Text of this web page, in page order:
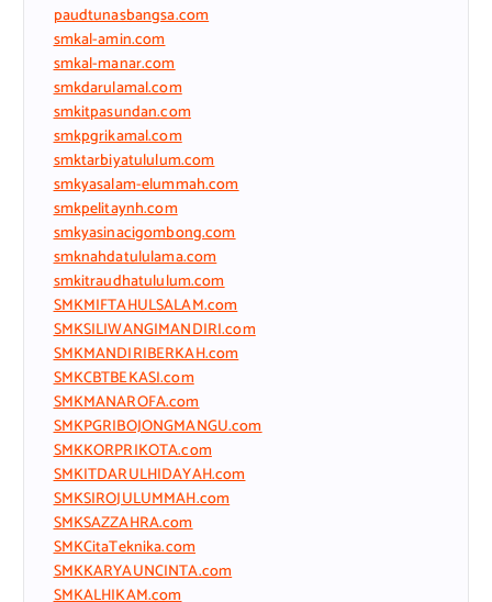
paudtunasbangsa.com
smkal-amin.com
smkal-manar.com
smkdarulamal.com
smkitpasundan.com
smkpgrikamal.com
smktarbiyatululum.com
smkyasalam-elummah.com
smkpelitaynh.com
smkyasinacigombong.com
smknahdatululama.com
smkitraudhatululum.com
SMKMIFTAHULSALAM.com
SMKSILIWANGIMANDIRI.com
SMKMANDIRIBERKAH.com
SMKCBTBEKASI.com
SMKMANAROFA.com
SMKPGRIBOJONGMANGU.com
SMKKORPRIKOTA.com
SMKITDARULHIDAYAH.com
SMKSIROJULUMMAH.com
SMKSAZZAHRA.com
SMKCitaTeknika.com
SMKKARYAUNCINTA.com
SMKALHIKAM.com